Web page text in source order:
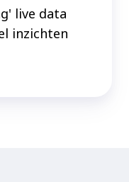
live data
inzichten